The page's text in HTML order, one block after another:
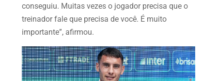
conseguiu. Muitas vezes o jogador precisa que o
treinador fale que precisa de você. É muito
importante”, afirmou.